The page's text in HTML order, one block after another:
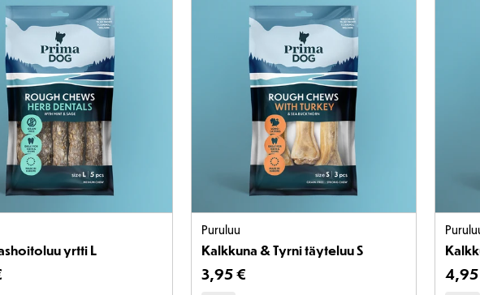
yrtti L
hinta on 5,55 €
Puruluu
Kalkkuna & Tyrni täyteluu S
Tuotteen hinta on 3,95 €
3,95 € 4,